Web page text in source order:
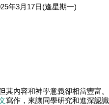
年3月 17日 (逢星期一)
其內容和神學意義卻相當豐富
寫作，來讓同學研究和進深認